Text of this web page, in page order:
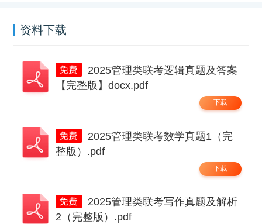
资料下载
【完整版】docx.pdf
下载
整版）.pdf
下载
2（完整版）.pdf